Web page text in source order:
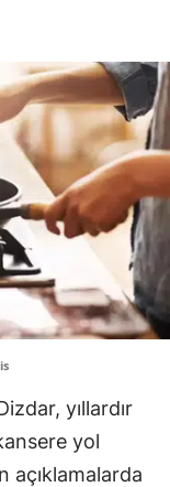
yıllardır
yol
açıklamalarda